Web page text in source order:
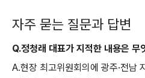
자주 묻는 질문과 답변
Q.정청래 대표가 지적한 내용은 무
A.현장 최고위원회의에 광주·전남